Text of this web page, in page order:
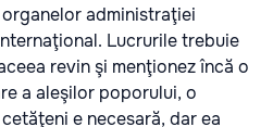
administraţiei
Lucrurile trebuie
revin şi menţionez încă o
a aleşilor poporului, o
e necesară, dar ea